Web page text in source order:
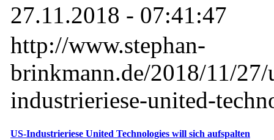
27.11.2018 - 07:41:47
http://www.stephan-
brinkmann.de/2018/11/27/
industrieriese-united-
US-Industrieriese United Technologies will sich aufspalten